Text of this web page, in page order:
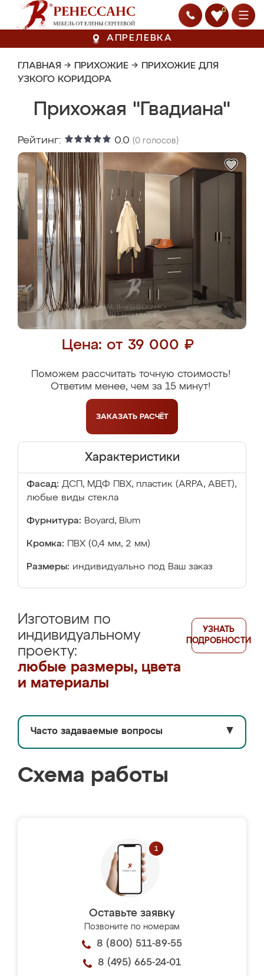
0
АПРЕЛЕВКА
ГЛАВНАЯ → ПРИХОЖИЕ → ПРИХОЖИЕ ДЛЯ
УЗКОГО КОРИДОРА
Прихожая "Гвадиана"
Рейтинг: 0.0 (0 голосов)
Цена: от 39 000 ₽
Поможем рассчитать точную стоимость!
Ответим менее, чем за 15 минут!
ЗАКАЗАТЬ РАСЧЁТ
Характеристики
Фасад: ДСП, МДФ ПВХ, пластик (ARPA, ABET),
любые виды стекла
Фурнитура: Boyard, Blum
Кромка: ПВХ (0,4 мм, 2 мм)
Размеры: индивидуально под Ваш заказ
Изготовим по
индивидуальному
проекту:
любые размеры, цвета
и материалы
УЗНАТЬ
ПОДРОБНОСТИ
Часто задаваемые вопросы ▼
Схема работы
Оставьте заявку
Позвоните по номерам
8 (800) 511-89-55
8 (495) 665-24-01